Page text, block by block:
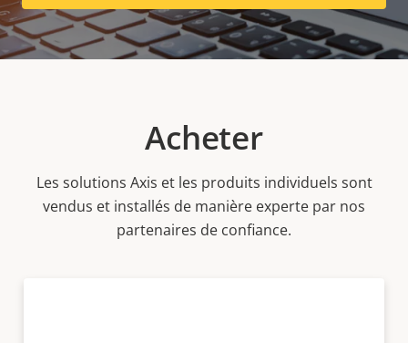
Acheter
Les solutions Axis et les produits individuels sont
vendus et installés de manière experte par nos
partenaires de confiance.